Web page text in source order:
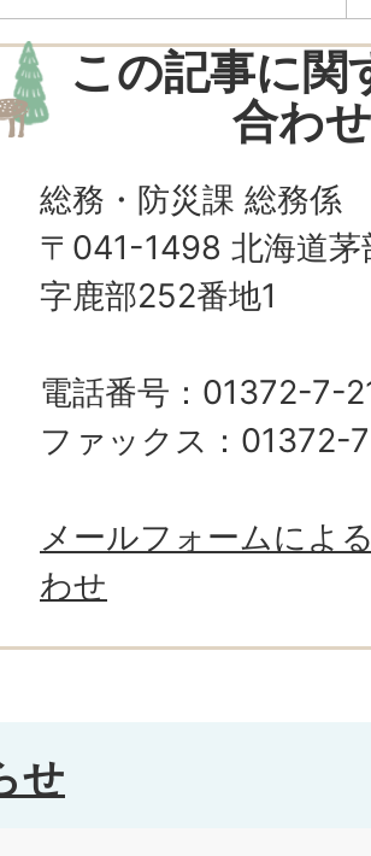
この記事に関
合わ
総務・防災課 総務係
〒041-1498 北海道茅
字鹿部252番地1
電話番号：01372-7-
ファックス：01372-
メールフォームによ
わせ
せ